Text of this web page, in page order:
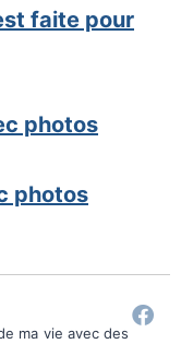
faite pour
photos
photos
ma vie avec des